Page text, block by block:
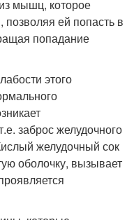
мышц, которое
ей попасть в
попадание
этого
заброс желудочного
желудочный сок
оболочку, вызывает